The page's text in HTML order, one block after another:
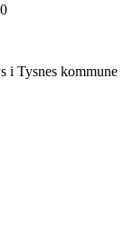
i Tysnes kommune